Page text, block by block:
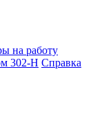
на работу
302-Н Справка